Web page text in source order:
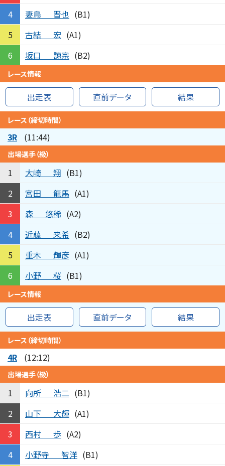
4
妻鳥 晋也 (B1)
5
古結 宏 (A1)
6
坂口 諒宗 (B2)
レース情報
出走表 直前データ 結果
レース（締切時間）
3R (11:44)
出場選手（級）
1 大崎 翔 (B1)
2
宮田 龍馬 (A1)
3
森 悠稀 (A2)
4
近藤 来希 (B2)
5
重木 輝彦 (A1)
6
小野 桜 (B1)
レース情報
出走表 直前データ 結果
レース（締切時間）
4R (12:12)
出場選手（級）
1 向所 浩二 (B1)
2
山下 大輝 (A1)
3
西村 歩 (A2)
4
小野寺 智洋 (B1)